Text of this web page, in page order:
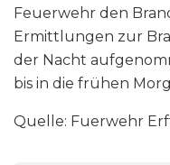
Feuerwehr den
Ermittlungen zur
der Nacht
bis in die frühen
Quelle: Fuerwehr